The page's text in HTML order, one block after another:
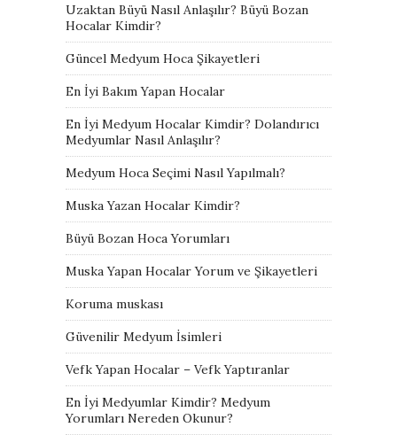
Uzaktan Büyü Nasıl Anlaşılır? Büyü Bozan
Hocalar Kimdir?
Güncel Medyum Hoca Şikayetleri
En İyi Bakım Yapan Hocalar
En İyi Medyum Hocalar Kimdir? Dolandırıcı
Medyumlar Nasıl Anlaşılır?
Medyum Hoca Seçimi Nasıl Yapılmalı?
Muska Yazan Hocalar Kimdir?
Büyü Bozan Hoca Yorumları
Muska Yapan Hocalar Yorum ve Şikayetleri
Koruma muskası
Güvenilir Medyum İsimleri
Vefk Yapan Hocalar – Vefk Yaptıranlar
En İyi Medyumlar Kimdir? Medyum
Yorumları Nereden Okunur?